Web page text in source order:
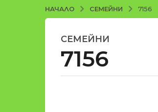
НАЧАЛО СЕМЕЙНИ 7156
1
8
г
СЕМЕЙНИ
7156